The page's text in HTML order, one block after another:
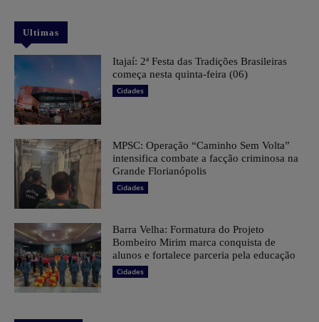
Ultimas
​Itajaí: 2ª Festa das Tradições Brasileiras
começa nesta quinta-feira (06)
Cidades
MPSC: Operação “Caminho Sem Volta”
intensifica combate a facção criminosa na
Grande Florianópolis
Cidades
Barra Velha: Formatura do Projeto
Bombeiro Mirim marca conquista de
alunos e fortalece parceria pela educação
Cidades